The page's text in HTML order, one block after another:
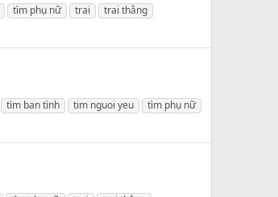
tìm phụ nữ trai
trai thằng
tìm ban tình tim nguoi yeu
tìm phụ nữ